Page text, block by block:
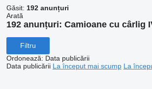
Găsit: 192 anunțuri
Arată
192 anunțuri: Camioane cu cârlig
Filtru
Ordonează: Data publicării
Data publicării La început mai scump La